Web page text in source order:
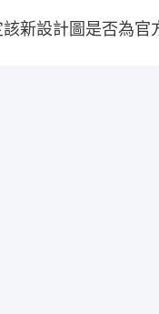
新設計圖是否為官